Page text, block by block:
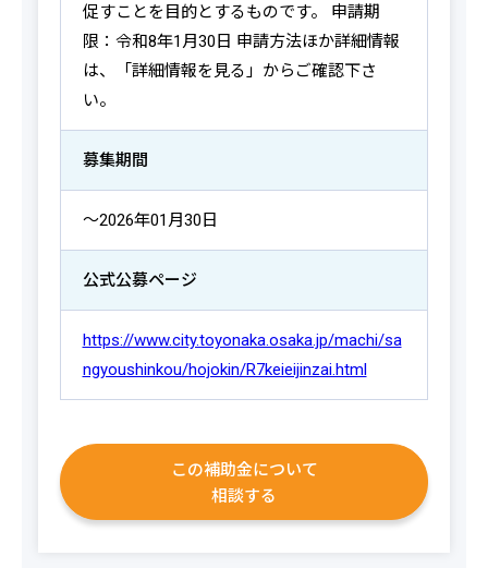
促すことを目的とするものです。 申請期
限：令和8年1月30日 申請方法ほか詳細情報
は、「詳細情報を見る」からご確認下さ
い。
募集期間
～2026年01月30日
公式公募ページ
https://www.city.toyonaka.osaka.jp/machi/sa
ngyoushinkou/hojokin/R7keieijinzai.html
この補助金について
相談する